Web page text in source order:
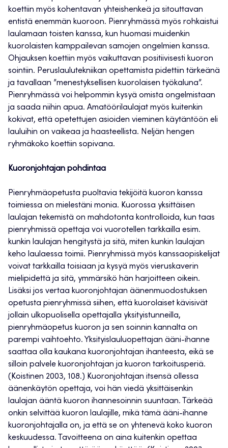
koettiin myös kohentavan yhteishenkeä ja sitouttavan
entistä enemmän kuoroon. Pienryhmässä myös rohkaistui
laulamaan toisten kanssa, kun huomasi muidenkin
kuorolaisten kamppailevan samojen ongelmien kanssa.
Ohjauksen koettiin myös vaikuttavan positiivisesti kuoron
sointiin. Peruslaulutekniikan opettamista pidettiin tärkeänä
ja tavallaan ”menestyksellisen kuorolaisen työkaluna”.
Pienryhmässä voi helpommin kysyä omista ongelmistaan
ja saada niihin apua. Amatöörilaulajat myös kuitenkin
kokivat, että opetettujen asioiden vieminen käytäntöön eli
lauluihin on vaikeaa ja haasteellista. Neljän hengen
ryhmäkoko koettiin sopivana.
Kuoronjohtajan pohdintaa
Pienryhmäopetusta puoltavia tekijöitä kuoron kanssa
toimiessa on mielestäni monia. Kuorossa yksittäisen
laulajan tekemistä on mahdotonta kontrolloida, kun taas
pienryhmissä opettaja voi vuorotellen tarkkailla esim.
kunkin laulajan hengitystä ja sitä, miten kunkin laulajan
keho laulaessa toimii. Pienryhmissä myös kanssaopiskelijat
voivat tarkkailla toisiaan ja kysyä myös vieruskaverin
mielipidettä ja sitä, ymmärsikö hän harjoitteen oikein.
Lisäksi jos vertaa kuoronjohtajan äänenmuodostuksen
opetusta pienryhmissä siihen, että kuorolaiset kävisivät
jollain ulkopuolisella opettajalla yksityistunneilla,
pienryhmäopetus kuoron ja sen soinnin kannalta on
parempi vaihtoehto. Yksityislauluopettajan ääni-ihanne
saattaa olla kaukana kuoronjohtajan ihanteesta, eikä se
silloin palvele kuoronjohtajan ja kuoron tarkoitusperiä.
(Koistinen 2003, 108.) Kuoronjohtajan itsensä ollessa
äänenkäytön opettaja, voi hän viedä yksittäisenkin
laulajan ääntä kuoron ihannesoinnin suuntaan. Tärkeää
onkin selvittää kuoron laulajille, mikä tämä ääni-ihanne
kuoronjohtajalla on, ja että se on yhtenevä koko kuoron
keskuudessa. Tavoitteena on aina kuitenkin opettaa